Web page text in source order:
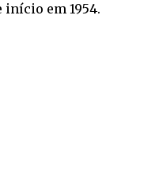
início em 1954.